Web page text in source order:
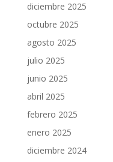
diciembre 2025
octubre 2025
agosto 2025
julio 2025
junio 2025
abril 2025
febrero 2025
enero 2025
diciembre 2024